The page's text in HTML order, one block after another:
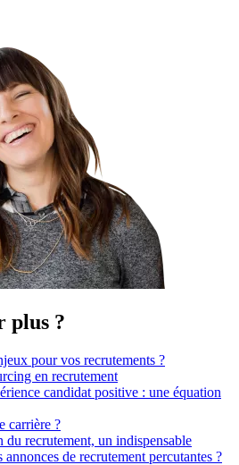
plus ?
pour vos recrutements ?
en recrutement
candidat positive : une équation
carrière ?
du recrutement, un indispensable
de recrutement percutantes ?